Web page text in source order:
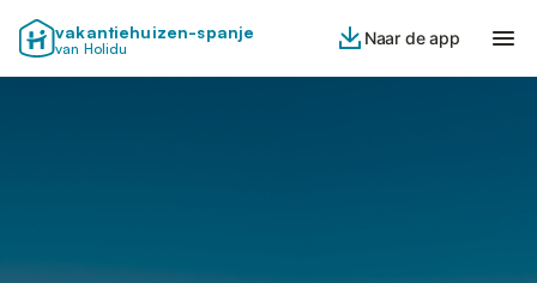
vakantiehuizen-spanje
van Holidu
Naar de app